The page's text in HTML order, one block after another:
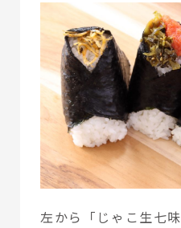
左から「じゃこ生七